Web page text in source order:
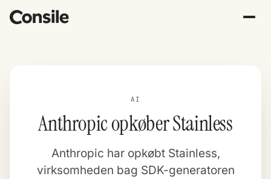
AI
Anthropic opkøber Stainless
Anthropic har opkøbt Stainless,
virksomheden bag SDK-generatoren